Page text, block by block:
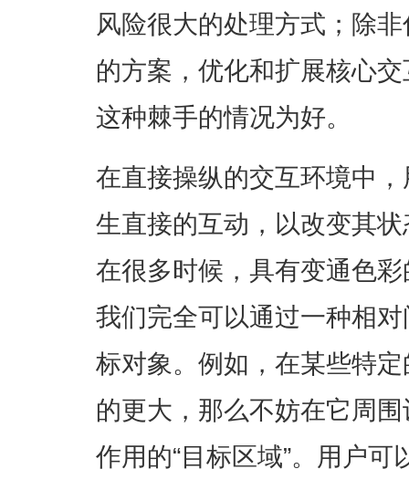
风险很大的处理方式；除
的方案，优化和扩展核心
这种棘手的情况为好。
在直接操纵的交互环境中
生直接的互动，以改变其
在很多时候，具有变通色
我们完全可以通过一种相
标对象。例如，在某些特
的更大，那么不妨在它周
作用的“目标区域”。用户